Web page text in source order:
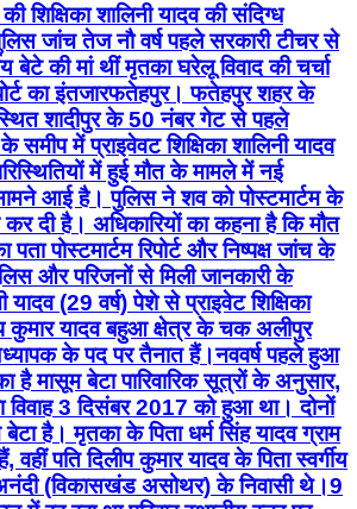
शालिनी यादव की संदिग्ध
जांच तेज नौ वर्ष पहले सरकारी टीचर से
बेटे की मां थीं मृतका घरेलू विवाद की चर्चा
का इंतजार ​फतेहपुर। फतेहपुर शहर के
शादीपुर के 50 नंबर गेट से पहले
समीप में प्राइवेवट शिक्षिका शालिनी यादव
में हुई मौत के मामले में नई
सामने आई है। पुलिस ने शव को पोस्टमार्टम के
दी है। अधिकारियों का कहना है कि मौत
पोस्टमार्टम रिपोर्ट और निष्पक्ष जांच के
और परिजनों से मिली जानकारी के
(29 वर्ष) पेशे से प्राइवेट शिक्षिका
कुमार यादव बहुआ क्षेत्र के चक अलीपुर
के पद पर तैनात हैं। ​नववर्ष पहले हुआ
है मासूम बेटा पारिवारिक सूत्रों के अनुसार,
विवाह 3 दिसंबर 2017 को हुआ था। दोनों
है। मृतका के पिता धर्म सिंह यादव ग्राम
पति दिलीप कुमार यादव के पिता स्वर्गीय
(विकासखंड असोथर) के निवासी थे। ​9